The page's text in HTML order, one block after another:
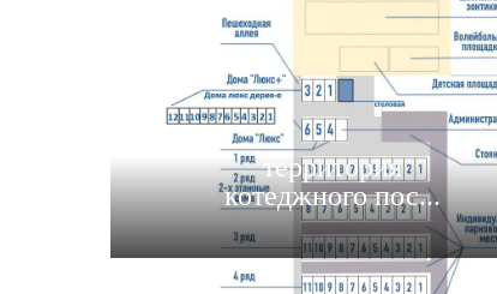
территория
котеджного пос...